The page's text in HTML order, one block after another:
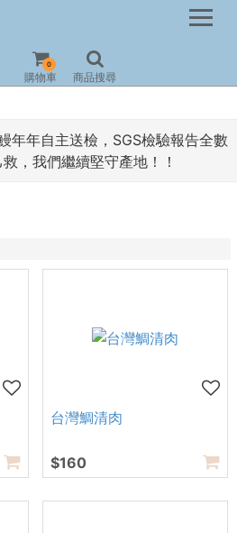
年年自主送檢，SGS檢驗報告全數
，我們繼續堅守產地！！
購物車
0
商品搜尋
台灣鯛清肉
$160